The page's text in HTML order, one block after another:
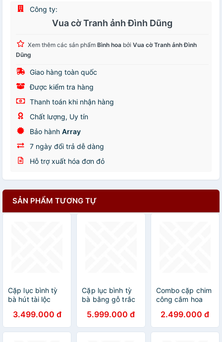
Công ty:
Vua cờ Tranh ảnh Đình Dũng
Xem thêm các sản phẩm Bình hoa bởi Vua cờ Tranh ảnh Đình
Dũng
Giao hàng toàn quốc
Được kiểm tra hàng
Thanh toán khi nhận hàng
Chất lượng, Uy tín
Bảo hành Array
7 ngày đổi trả dễ dàng
Hỗ trợ xuất hóa đơn đỏ
SẢN PHẨM TƯƠNG TỰ
Cặp lục bình tỳ
bà hút tài lộc
50×13cm
3.499.000 đ
Cặp lục bình tỳ
bà bằng gỗ trắc
60×15cm
5.999.000 đ
Combo cặp chim
công cắm hoa
cao 20cm bằng
gỗ ngọc Am
thơm nức
2.499.000 đ